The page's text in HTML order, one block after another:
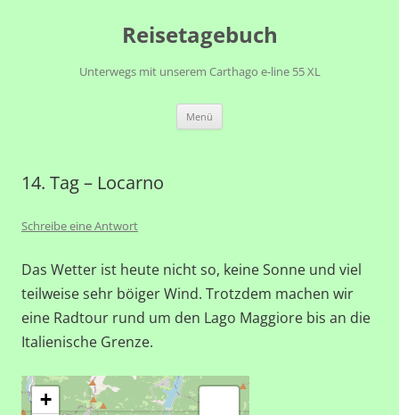
Reisetagebuch
Unterwegs mit unserem Carthago e-line 55 XL
Menü
14. Tag – Locarno
Schreibe eine Antwort
Das Wetter ist heute nicht so, keine Sonne und viel
teilweise sehr böiger Wind. Trotzdem machen wir
eine Radtour rund um den Lago Maggiore bis an die
Italienische Grenze.
+